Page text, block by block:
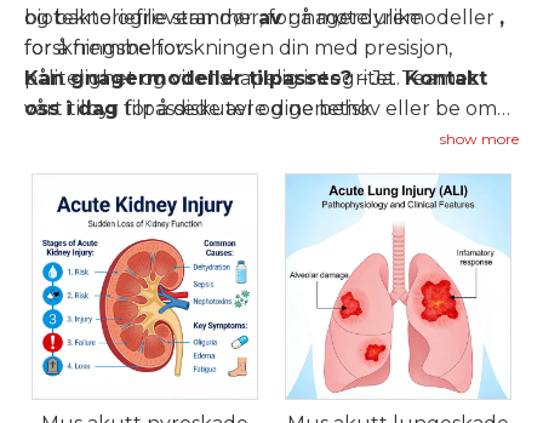
og bakteriefrie stammer, for å møte ulike
forskningsbehov.
Kan gnagermodeller tilpasses?– Ja. Teamet
vårt tilbyr tilpassede avl og genetisk
skreddersydd for spesifikke studiemål.
Hvordan opprettholdes modellhelsen?– Alle
modellene er avlet fram under patogenfrie
forhold og overvåkes gjennom strenge helse- og
genetiske verifikasjonsprogrammer.
Hvordan kan jeg bestille gnagermodeller fra
HKeyBio?– Kontakt vårt supportteam for
konsultasjon, tilbud og assistanse med modellvalg
og logistikk.
bioteknologileverandøravgnagerdyremodeller ,
for å fremme forskningen din med presisjon,
pålitelighet og vitenskapelig integritet.Kontakt
oss i dagfor å diskutere dine behov eller be om
show more